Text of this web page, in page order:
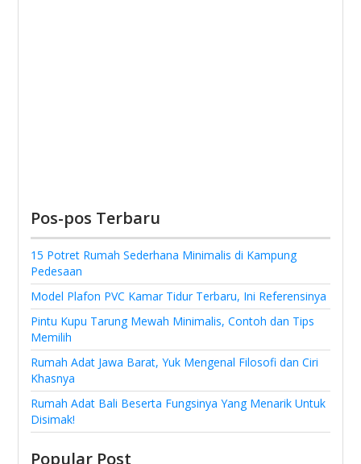
Pos-pos Terbaru
15 Potret Rumah Sederhana Minimalis di Kampung
Pedesaan
Model Plafon PVC Kamar Tidur Terbaru, Ini Referensinya
Pintu Kupu Tarung Mewah Minimalis, Contoh dan Tips
Memilih
Rumah Adat Jawa Barat, Yuk Mengenal Filosofi dan Ciri
Khasnya
Rumah Adat Bali Beserta Fungsinya Yang Menarik Untuk
Disimak!
Popular Post